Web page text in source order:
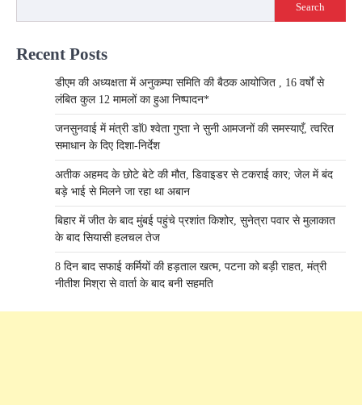
Search
Recent Posts
डीएम की अध्यक्षता में अनुकम्पा समिति की बैठक आयोजित , 16 वर्षों से
लंबित कुल 12 मामलों का हुआ निष्पादन*
जनसुनवाई में मंत्री डाॅ0 श्वेता गुप्ता ने सुनी आमजनों की समस्याएँ, त्वरित
समाधान के दिए दिशा-निर्देश
अतीक अहमद के छोटे बेटे की मौत, डिवाइडर से टकराई कार; जेल में बंद
बड़े भाई से मिलने जा रहा था अबान
बिहार में जीत के बाद मुंबई पहुंचे प्रशांत किशोर, सुनेत्रा पवार से मुलाकात
के बाद सियासी हलचल तेज
8 दिन बाद सफाई कर्मियों की हड़ताल खत्म, पटना को बड़ी राहत, मंत्री
नीतीश मिश्रा से वार्ता के बाद बनी सहमति